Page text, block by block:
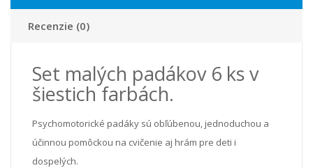
Recenzie (0)
Set malých padákov 6 ks v
šiestich farbách.
Psychomotorické padáky sú obľúbenou, jednoduchou a
účinnou pomôckou na cvičenie aj hrám pre deti i
dospelých.